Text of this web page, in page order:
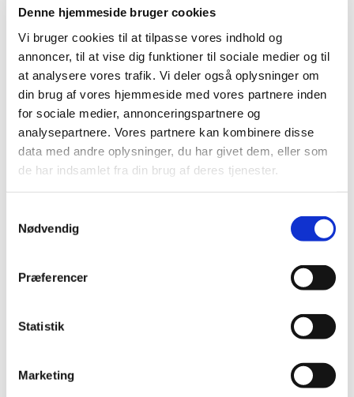
Denne hjemmeside bruger cookies
Vi bruger cookies til at tilpasse vores indhold og
annoncer, til at vise dig funktioner til sociale medier og til
at analysere vores trafik. Vi deler også oplysninger om
din brug af vores hjemmeside med vores partnere inden
for sociale medier, annonceringspartnere og
analysepartnere. Vores partnere kan kombinere disse
data med andre oplysninger, du har givet dem, eller som
de har indsamlet fra din brug af deres tjenester.
Nødvendig
Præferencer
Statistik
Marketing
Du vil måske også kunne
lide...